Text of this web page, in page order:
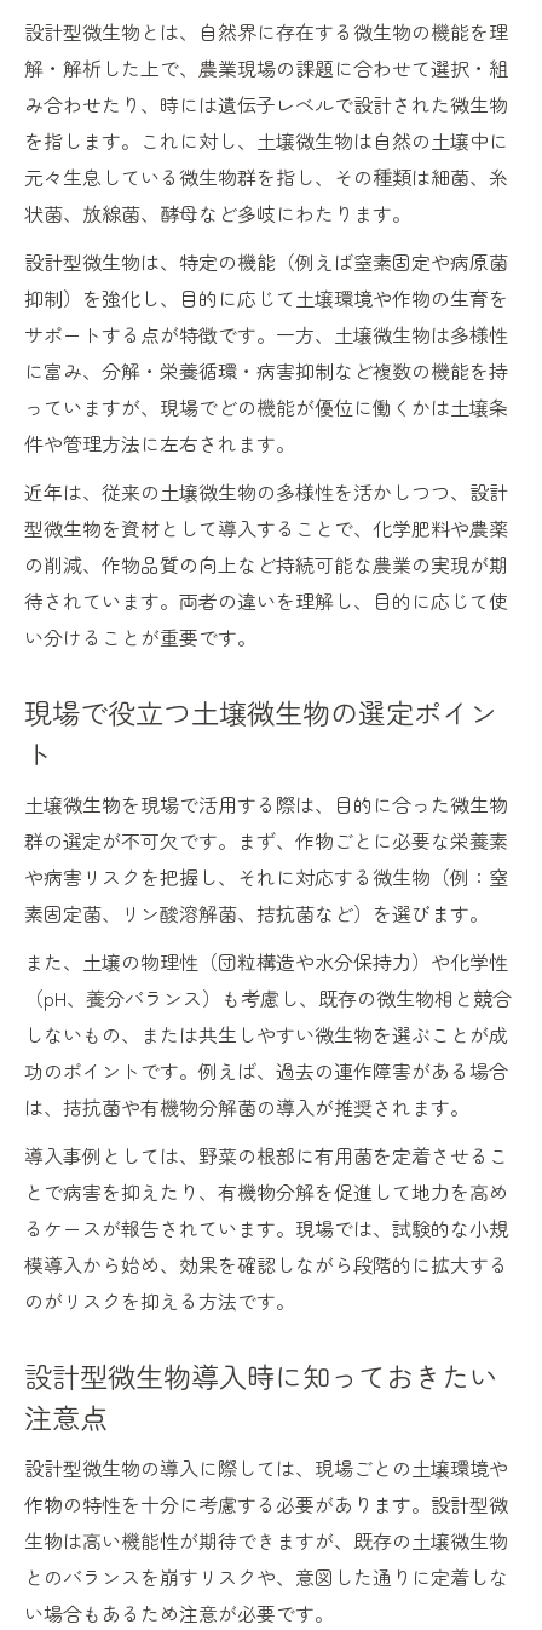
設計型微生物とは、自然界に存在する微生物の機能を理
解・解析した上で、農業現場の課題に合わせて選択・組
み合わせたり、時には遺伝子レベルで設計された微生物
を指します。これに対し、土壌微生物は自然の土壌中に
元々生息している微生物群を指し、その種類は細菌、糸
状菌、放線菌、酵母など多岐にわたります。
設計型微生物は、特定の機能（例えば窒素固定や病原菌
抑制）を強化し、目的に応じて土壌環境や作物の生育を
サポートする点が特徴です。一方、土壌微生物は多様性
に富み、分解・栄養循環・病害抑制など複数の機能を持
っていますが、現場でどの機能が優位に働くかは土壌条
件や管理方法に左右されます。
近年は、従来の土壌微生物の多様性を活かしつつ、設計
型微生物を資材として導入することで、化学肥料や農薬
の削減、作物品質の向上など持続可能な農業の実現が期
待されています。両者の違いを理解し、目的に応じて使
い分けることが重要です。
現場で役立つ土壌微生物の選定ポイン
ト
土壌微生物を現場で活用する際は、目的に合った微生物
群の選定が不可欠です。まず、作物ごとに必要な栄養素
や病害リスクを把握し、それに対応する微生物（例：窒
素固定菌、リン酸溶解菌、拮抗菌など）を選びます。
また、土壌の物理性（団粒構造や水分保持力）や化学性
（pH、養分バランス）も考慮し、既存の微生物相と競合
しないもの、または共生しやすい微生物を選ぶことが成
功のポイントです。例えば、過去の連作障害がある場合
は、拮抗菌や有機物分解菌の導入が推奨されます。
導入事例としては、野菜の根部に有用菌を定着させるこ
とで病害を抑えたり、有機物分解を促進して地力を高め
るケースが報告されています。現場では、試験的な小規
模導入から始め、効果を確認しながら段階的に拡大する
のがリスクを抑える方法です。
設計型微生物導入時に知っておきたい
注意点
設計型微生物の導入に際しては、現場ごとの土壌環境や
作物の特性を十分に考慮する必要があります。設計型微
生物は高い機能性が期待できますが、既存の土壌微生物
とのバランスを崩すリスクや、意図した通りに定着しな
い場合もあるため注意が必要です。